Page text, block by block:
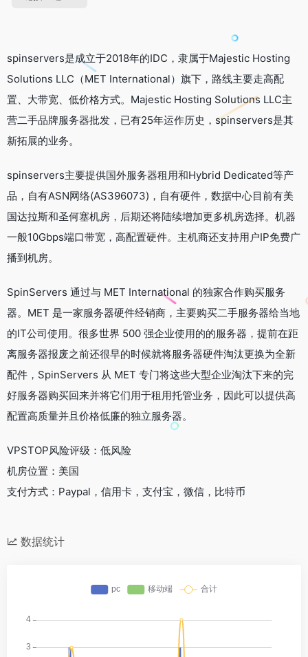
spinservers是成立于2018年的IDC，隶属于Majestic Hosting
Solutions LLC（MET International）旗下，路线主要走高配
置、大带宽、低价格方式。Majestic Hosting Solutions LLC主
营二手品牌服务器批发，已有25年运作历史，spinservers是其
新拓展的业务。
spinservers主要提供国外服务器租用和Hybrid Dedicated等产
品，自有ASN网络(AS396073)，自有硬件，数据中心目前有美
国达拉斯和圣何塞机房，后期还将陆续增加更多机房选择。机器
一般10Gbps端口带宽，高配置硬件。主机商还支持用户IP免费广
播到机房。
SpinServers 通过与 MET International 的独家合作购买服务
器。MET 是一家服务器硬件经销商，主要购买二手服务器给当地
的IT公司使用。很多世界 500 强企业使用的的服务器，提前在距
离服务器报废之前还很早的时候就将服务器硬件淘汰更换为全新
配件，SpinServers 从 MET 专门将这些大型企业淘汰下来的完
好服务器购买回来并将它们用于租用托管业务，因此可以提供高
配置高质量并且价格低廉的独立服务器。
VPSTOP风险评级：低风险
机房位置：美国
支付方式：Paypal，信用卡，支付宝，微信，比特币
数据统计